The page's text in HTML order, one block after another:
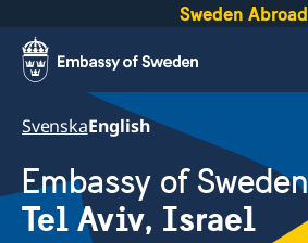
Sweden Abroad
SvenskaEnglish
Embassy of Sweden
Tel Aviv, Israel